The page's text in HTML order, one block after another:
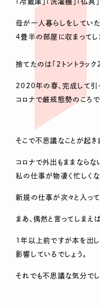
「冷蔵庫」「洗濯機」「仏具
母が一人暮らしをしていた
4畳半の部屋に収まってし
捨てたのは「2トントラック
2020年の春、完成して引
コロナで厳戒態勢のころで
そこで不思議なことが起き
コロナで外出もままならな
私の仕事が物凄く忙しくな
新規の仕事が次々と入って
まあ、偶然と言ってしまえ
1年以上前ですが本を出し
影響しているでしょう。
それでも不思議な気分でし